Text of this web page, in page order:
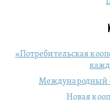
«Потребительская
Международный
Новая